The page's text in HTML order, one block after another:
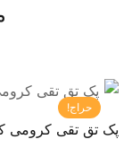
حراج!
پک تق تقی کرومی کد